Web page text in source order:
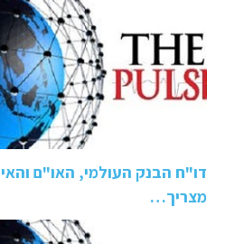
דו"ח הבנק העולמי, האו"ם
מצריך…